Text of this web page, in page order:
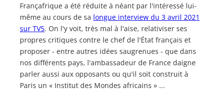
Françafrique a été réduite à néant par l'intéressé lui-
même au cours de sa longue interview du 3 avril 2021
sur TV5. On l'y voit, très mal à l'aise, relativiser ses
propres critiques contre le chef de l'État français et
proposer - entre autres idées saugrenues - que dans
nos différents pays, l'ambassadeur de France daigne
parler aussi aux opposants ou qu'il soit construit à
Paris un « Institut des Mondes africains » ...